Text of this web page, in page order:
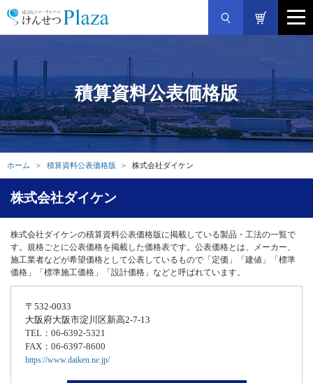
積算資料公表価格版
ホーム 積算資料公表価格版 株式会社ダイケン
株式会社ダイケン
株式会社ダイケンの積算資料公表価格版に掲載している製品・工法の一覧で
す。規格ごとに公表価格を掲載した価格表です。公表価格とは、メーカー、
施工業者などが希望価格として公表しているもので「定価」「建値」「標準
価格」「標準施工価格」「設計価格」などと呼ばれています。
〒532-0033
大阪府大阪市淀川区新高2-7-13
TEL：06-6392-5321
FAX：06-6397-8600
https://www.daiken.ne.jp/